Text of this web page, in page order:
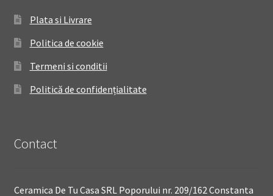
Plata si Livrare
Politica de cookie
Termeni si conditii
Politică de confidențialitate
Contact
Ceramica De Tu Casa SRL Poporului nr. 209/162 Constanta